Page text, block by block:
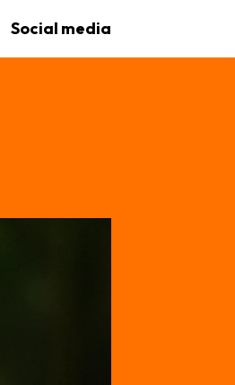
Social media